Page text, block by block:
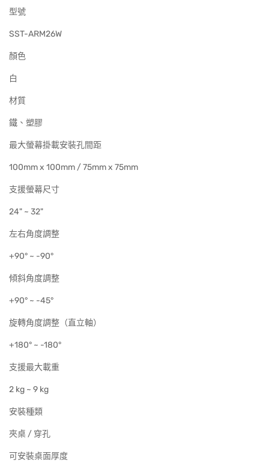
型號
SST-ARM26W
顏色
白
材質
鐵、塑膠
最大螢幕掛載安裝孔間距
100mm x 100mm / 75mm x 75mm
支援螢幕尺寸
24" ~ 32"
左右角度調整
+90° ~ -90°
傾斜角度調整
+90° ~ -45°
旋轉角度調整（直立軸）
+180° ~ -180°
支援最大載重
2 kg ~ 9 kg
安裝種類
夾桌 / 穿孔
可安裝桌面厚度